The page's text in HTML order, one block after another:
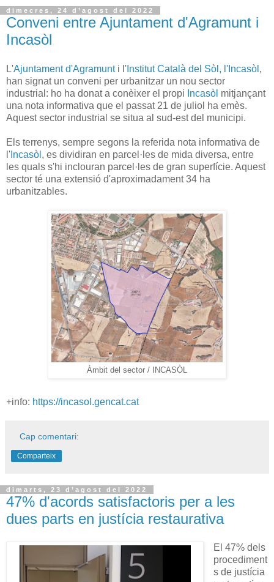
dimecres, 24 d’agost del 2022
Conveni entre Ajuntament d'Agramunt i
Incasòl
L'Ajuntament d'Agramunti l' Institut Català del Sòl, l'Incasòl ,
han signat un conveni per urbanitzar un nou sector
industrial: ho ha donat a conèixer el propi Incasòl mitjançant
una nota informativa que el passat 21 de juliol ha emès.
Aquest sector industrial se situa al sud-est del municipi.
Els terrenys, sempre segons la referida nota informativa de
l' Incasòl , es dividiran en parcel·les de mida diversa, entre
les quals s'hi inclouran parcel·les de gran superfície. Aquest
sector té una extensió d'aproximadament 34 ha
urbanitzables.
Àmbit del sector / INCASÒL
+info: https://incasol.gencat.cat
Cap comentari:
Comparteix
dimarts, 23 d’agost del 2022
47% d'acords satisfactoris per a les
dues parts en justícia restaurativa
El 47% dels
procediment
s de justícia